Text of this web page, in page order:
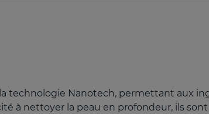
technologie Nanotech, permettant aux
à nettoyer la peau en profondeur, ils